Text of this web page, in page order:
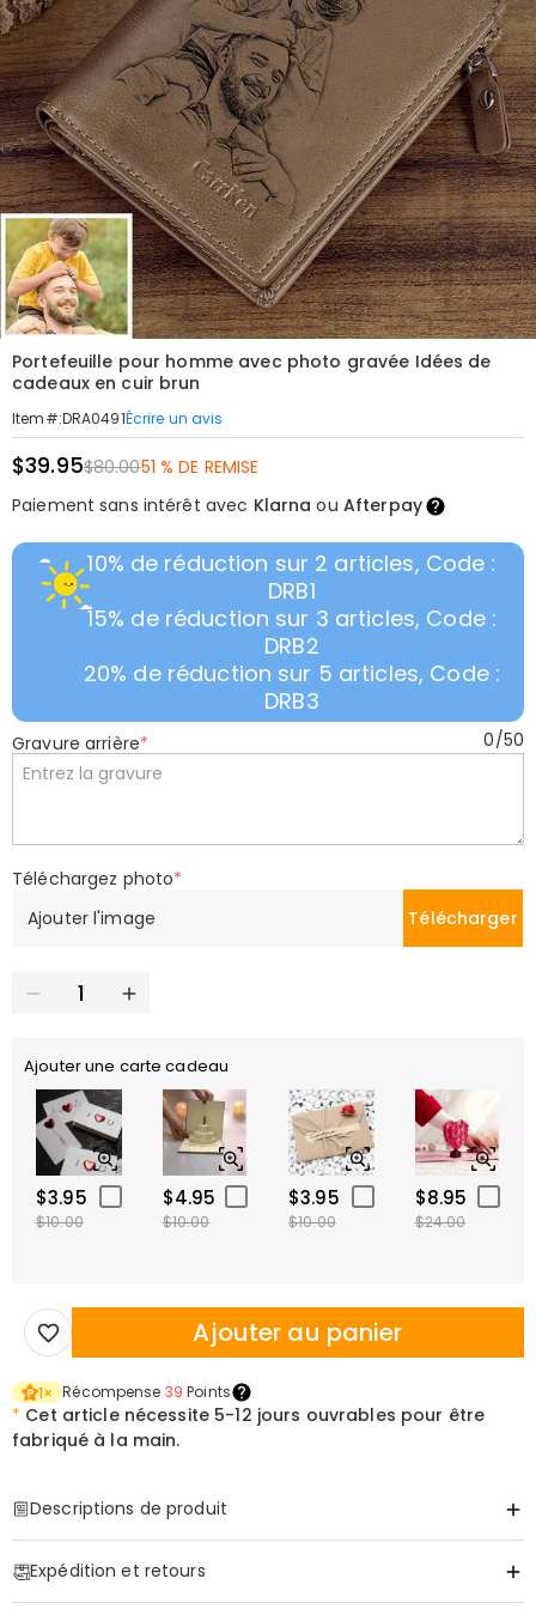
Portefeuille pour homme avec photo gravée Idées de
cadeaux en cuir brun
Item#:DRA0491Écrire un avis
$39.95$80.0051 % DE REMISE
Paiement sans intérêt avec Klarna ou Afterpay
10% de réduction sur 2 articles, Code :
DRB1
15% de réduction sur 3 articles, Code :
DRB2
20% de réduction sur 5 articles, Code :
DRB3
Gravure arrière* 0/50
Téléchargez photo*
Ajouter l'image
Télécharger
Ajouter une carte cadeau
$3.95
$10.00
$4.95
$10.00
$3.95
$10.00
$8.95
$24.00
Ajouter au panier
1× Récompense 39 Points
* Cet article nécessite 5-12 jours ouvrables pour être
fabriqué à la main.
Descriptions de produit
Les cadeaux personnalisés sont toujours attrayants. Ne passez pas
à côté de bijoux exquis et uniques, nous proposons la
Expédition et retours